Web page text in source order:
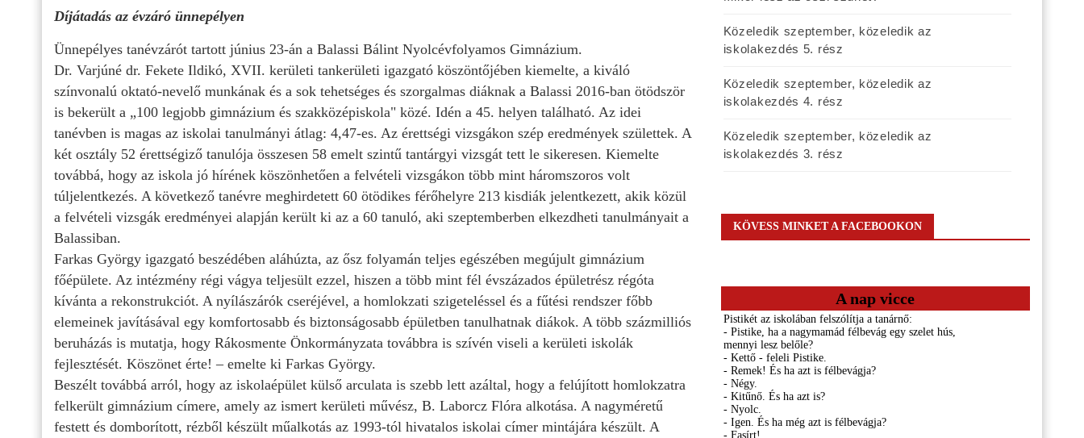
Díjátadás az évzáró ünnepélyen
Ünnepélyes tanévzárót tartott június 23-án a Balassi Bálint Nyolcévfolyamos Gimnázium.
Dr. Varjúné dr. Fekete Ildikó, XVII. kerületi tankerületi igazgató köszöntőjében kiemelte, a kiváló
színvonalú oktató-nevelő munkának és a sok tehetséges és szorgalmas diáknak a Balassi 2016-ban ötödször
is bekerült a „100 legjobb gimnázium és szakközépiskola" közé. Idén a 45. helyen található. Az idei
tanévben is magas az iskolai tanulmányi átlag: 4,47-es. Az érettségi vizsgákon szép eredmények születtek. A
két osztály 52 érettségiző tanulója összesen 58 emelt szintű tantárgyi vizsgát tett le sikeresen. Kiemelte
továbbá, hogy az iskola jó hírének köszönhetően a felvételi vizsgákon több mint háromszoros volt
túljelentkezés. A következő tanévre meghirdetett 60 ötödikes férőhelyre 213 kisdiák jelentkezett, akik közül
a felvételi vizsgák eredményei alapján került ki az a 60 tanuló, aki szeptemberben elkezdheti tanulmányait a
Balassiban.
Farkas György igazgató beszédében aláhúzta, az ősz folyamán teljes egészében megújult gimnázium
főépülete. Az intézmény régi vágya teljesült ezzel, hiszen a több mint fél évszázados épületrész régóta
kívánta a rekonstrukciót. A nyílászárók cseréjével, a homlokzati szigeteléssel és a fűtési rendszer főbb
elemeinek javításával egy komfortosabb és biztonságosabb épületben tanulhatnak diákok. A több százmilliós
beruházás is mutatja, hogy Rákosmente Önkormányzata továbbra is szívén viseli a kerületi iskolák
fejlesztését. Köszönet érte! – emelte ki Farkas György.
Beszélt továbbá arról, hogy az iskolaépület külső arculata is szebb lett azáltal, hogy a felújított homlokzatra
felkerült gimnázium címere, amely az ismert kerületi művész, B. Laborcz Flóra alkotása. A nagyméretű
festett és domborított, rézből készült műalkotás az 1993-tól hivatalos iskolai címer mintájára készült. A
Közeledik szeptember, közeledik az
iskolakezdés 5. rész
Közeledik szeptember, közeledik az
iskolakezdés 4. rész
Közeledik szeptember, közeledik az
iskolakezdés 3. rész
KÖVESS MINKET A FACEBOOKON
A nap vicce